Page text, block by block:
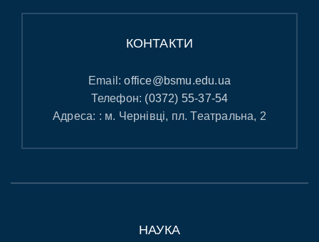
КОНТАКТИ
Email:office@bsmu.edu.ua
Телефон: (0372) 55-37-54
Адреса: : м. Чернівці, пл. Театральна, 2
НАУКА